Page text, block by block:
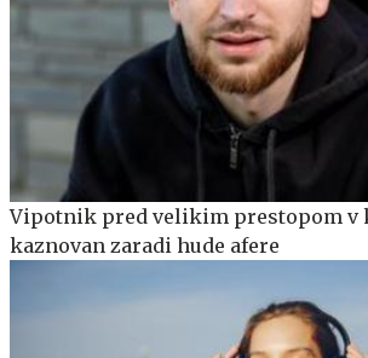
Vipotnik pred velikim prestopom v
kaznovan zaradi hude afere